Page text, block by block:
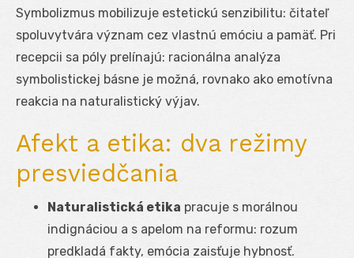
Symbolizmus mobilizuje estetickú senzibilitu: čitateľ
spoluvytvára význam cez vlastnú emóciu a pamäť. Pri
recepcii sa póly prelínajú: racionálna analýza
symbolistickej básne je možná, rovnako ako emotívna
reakcia na naturalistický výjav.
Afekt a etika: dva režimy
presviedčania
Naturalistická etika pracuje s morálnou
indignáciou a s apelom na reformu: rozum
predkladá fakty, emócia zaisťuje hybnosť.